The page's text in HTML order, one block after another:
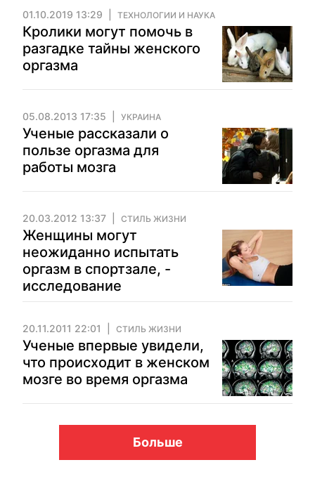
01.10.2019 13:29 ТЕХНОЛОГИИ И НАУКА
Кролики могут помочь в
разгадке тайны женского
оргазма
05.08.2013 17:35 УКРАИНА
Ученые рассказали о
пользе оргазма для
работы мозга
20.03.2012 13:37 СТИЛЬ ЖИЗНИ
Женщины могут
неожиданно испытать
оргазм в спортзале, -
исследование
20.11.2011 22:01 СТИЛЬ ЖИЗНИ
Ученые впервые увидели,
что происходит в женском
мозге во время оргазма
Больше